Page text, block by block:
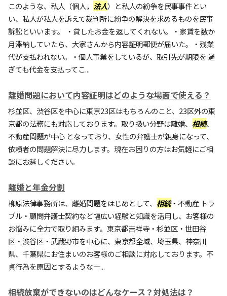
このような、私人（個人， 法人）と私人の紛争を民事事件とい
い、私人が私人を訴えて裁判所に紛争の解決を求めるものを民事
訴訟といいます。 ・貸したお金を返してくれない。・家賃を数か
月滞納していたら、大家さんから内容証明郵便が届いた。・残業
代が支払われない。・個人事業をしているが、取引先が期限を 過
ぎても代金を支払ってこ...
離婚問題において内容証明はどのような場面で使える？
杉並区、渋谷区を中心に東京23区はもちろんのこと、23区外の東
京都の法務にも対応しております。取り扱い分野は離婚、 相続、
不動産問題が中心 となっており、女性の弁護士が親身になって、
依頼者の問題解決に尽力します。現在お困りの方はお気軽にご相
談にお越しください。
離婚と年金分割
柳原法律事務所は、離婚問題をはじめとして、 相続・不動産 トラ
ブル・顧問弁護士契約など幅広い経験と知識を活用し、お客様の
お悩みに全力で取り組みます。東京都吉祥寺・杉並区・世田谷
区・渋谷区・武蔵野市を中心に、東京都全域、埼玉県、神奈川
県、千葉県にお住まいのお客様のご相談に対応しております。不
貞行為を原因とするような一...
相続放棄ができないのはどんなケース？対処法は？